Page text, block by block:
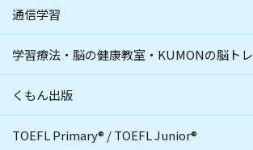
通信学習
学習療法・脳の健康教室・KUMONの脳トレ
くもん出版
TOEFL Primary® /TOEFL Junior®